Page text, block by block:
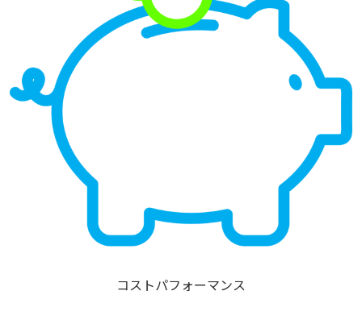
コストパフォーマンス